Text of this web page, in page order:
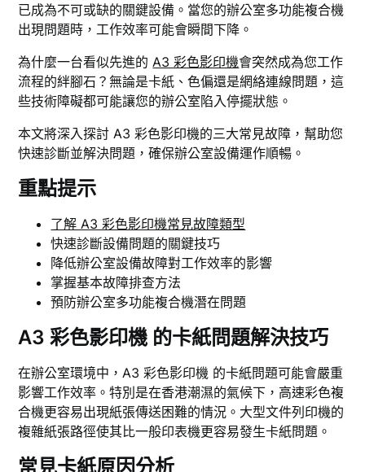
已成為不可或缺的關鍵設備。當您的辦公室多功能複合機
出現問題時，工作效率可能會瞬間下降。
為什麼一台看似先進的A3 彩色影印機會突然成為您工作
流程的絆腳石？無論是卡紙、色偏還是網絡連線問題，這
些技術障礙都可能讓您的辦公室陷入停擺狀態。
本文將深入探討 A3 彩色影印機的三大常見故障，幫助您
快速診斷並解決問題，確保辦公室設備運作順暢。
重點提示
了解 A3 彩色影印機常見故障類型
快速診斷設備問題的關鍵技巧
降低辦公室設備故障對工作效率的影響
掌握基本故障排查方法
預防辦公室多功能複合機潛在問題
A3 彩色影印機 的卡紙問題解決技巧
在辦公室環境中，A3 彩色影印機 的卡紙問題可能會嚴重
影響工作效率。特別是在香港潮濕的氣候下，高速彩色複
合機更容易出現紙張傳送困難的情況。大型文件列印機的
複雜紙張路徑使其比一般印表機更容易發生卡紙問題。
常見卡紙原因分析